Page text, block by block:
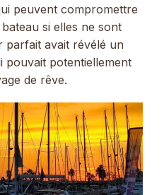
peuvent compromettre
si elles ne sont
parfait avait révélé un
pouvait potentiellement
de rêve.